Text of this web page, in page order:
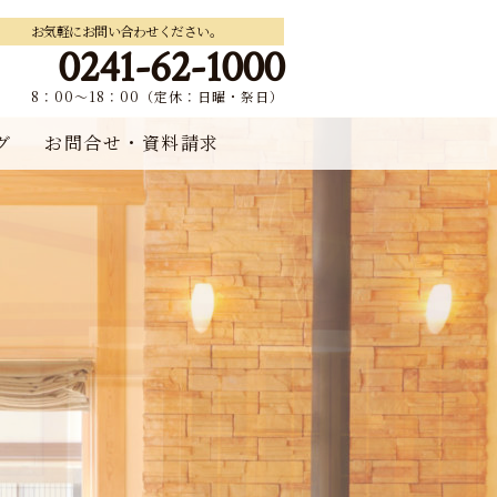
お気軽にお問い合わせください。
0241-62-1000
8：00～18：00（定休：日曜・祭日）
お問合せ・資料請求